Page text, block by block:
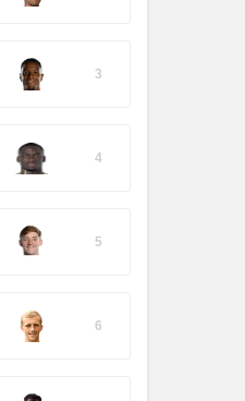
3
4
5
6